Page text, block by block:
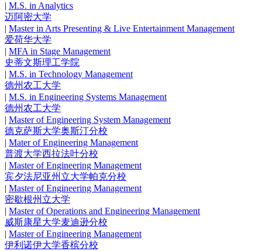
| M.S. in Analytics
迈阿密大学
| Master in Arts Presenting & Live Entertainment Management
爱荷华大学
| MFA in Stage Management
史蒂文斯理工学院
| M.S. in Technology Management
德州农工大学
| M.S. in Engineering Systems Management
德州农工大学
| Master of Engineering System Management
德克萨斯大学奥斯汀分校
| Mater of Engineering Management
普渡大学西拉法叶分校
| Master of Engineering Management
宾夕法尼亚州立大学帕克分校
| Master of Engineering Management
密歇根州立大学
| Master of Operations and Engineering Management
威斯康星大学麦迪逊分校
| Master of Engineering Management
伊利诺伊大学香槟分校